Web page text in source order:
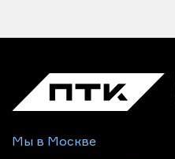
Мы в Москве